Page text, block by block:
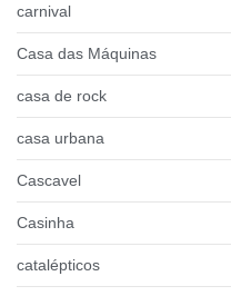
carnival
Casa das Máquinas
casa de rock
casa urbana
Cascavel
Casinha
catalépticos